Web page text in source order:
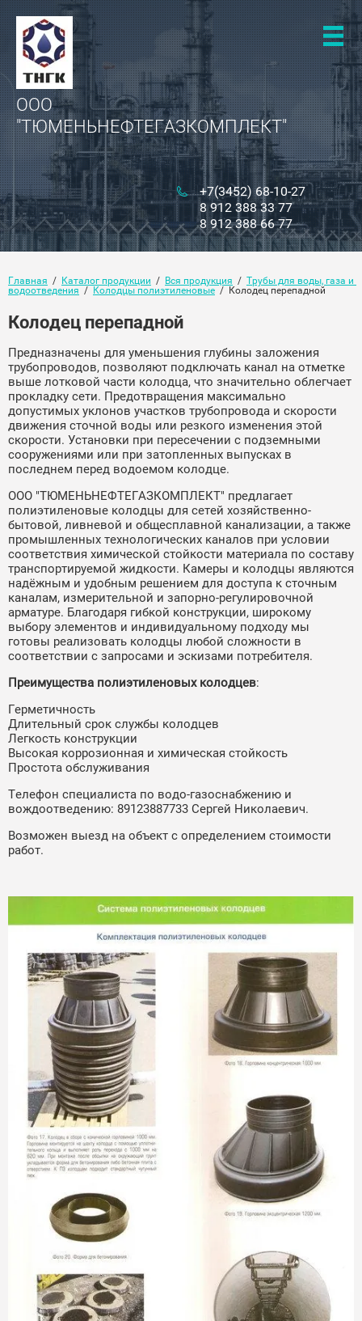
ООО
"ТЮМЕНЬНЕФТЕГАЗКОМПЛЕКТ"
+7(3452) 68-10-27
8 912 388 33 77
8 912 388 66 77
Главная
  /
Каталог продукции
  /
Вся продукция
  /
Трубы для воды, газа и
водоотведения
  /
Колодцы полиэтиленовые
  /  Колодец перепадной
Колодец перепадной
Предназначены для уменьшения глубины заложения
трубопроводов, позволяют подключать канал на отметке
выше лотковой части колодца, что значительно облегчает
прокладку сети. Предотвращения максимально
допустимых уклонов участков трубопровода и скорости
движения сточной воды или резкого изменения этой
скорости. Установки при пересечении с подземными
сооружениями или при затопленных выпусках в
последнем перед водоемом колодце.
ООО "ТЮМЕНЬНЕФТЕГАЗКОМПЛЕКТ" предлагает
полиэтиленовые колодцы для сетей хозяйственно-
бытовой, ливневой и общесплавной канализации, а также
промышленных технологических каналов при условии
соответствия химической стойкости материала по составу
транспортируемой жидкости. Камеры и колодцы являются
надёжным и удобным решением для доступа к сточным
каналам, измерительной и запорно-регулировочной
арматуре. Благодаря гибкой конструкции, широкому
выбору элементов и индивидуальному подходу мы
готовы реализовать колодцы любой сложности в
соответствии с запросами и эскизами потребителя.
Преимущества полиэтиленовых колодцев:
Герметичность
Длительный срок службы колодцев
Легкость конструкции
Высокая коррозионная и химическая стойкость
Простота обслуживания
Телефон специалиста по водо-газоснабжению и
вождоотведению: 89123887733 Сергей Николаевич.
Возможен выезд на объект с определением стоимости
работ.